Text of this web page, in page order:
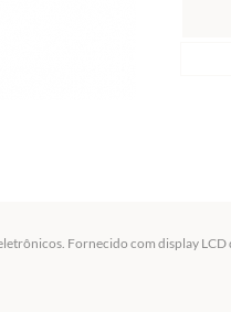
Fornecido com display